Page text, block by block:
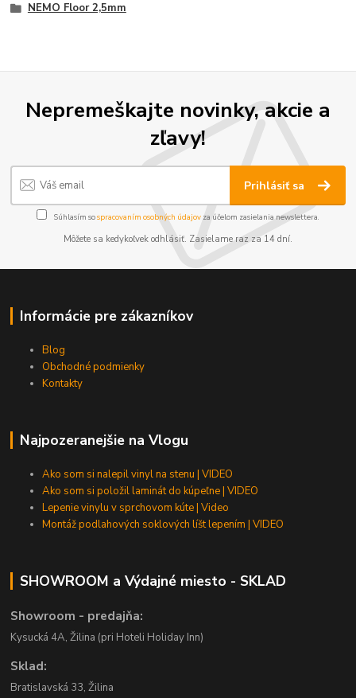
NEMO Floor 2,5mm
Nepremeškajte novinky, akcie a
zľavy!
Prihlásiť sa
Súhlasím sospracovaním osobných údajov za účelom zasielania newslettera.
Môžete sa kedykoľvek odhlásiť. Zasielame raz za 14 dní.
Informácie pre zákazníkov
Blog
Obchodné podmienky
Kontakty
Najpozeranejšie na Vlogu
Ako som si nalepil vinyl na stenu | VIDEO
Ako som si položil laminát do kúpeľne | VIDEO
Lepenie vinylu v sprchovom kúte | Video
Montáž podlahových soklových líšt lepením | VIDEO
SHOWROOM a Výdajné miesto - SKLAD
Showroom - predajňa:
Kysucká 4A, Žilina (pri Hoteli Holiday Inn)
Sklad:
Bratislavská 33, Žilina